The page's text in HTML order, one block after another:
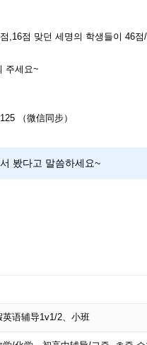
,16점 맞던 세명의 학생들이 46
주세요~
（微信同步）
봤다고 말씀하세요~
英语辅导1v1/2、小班